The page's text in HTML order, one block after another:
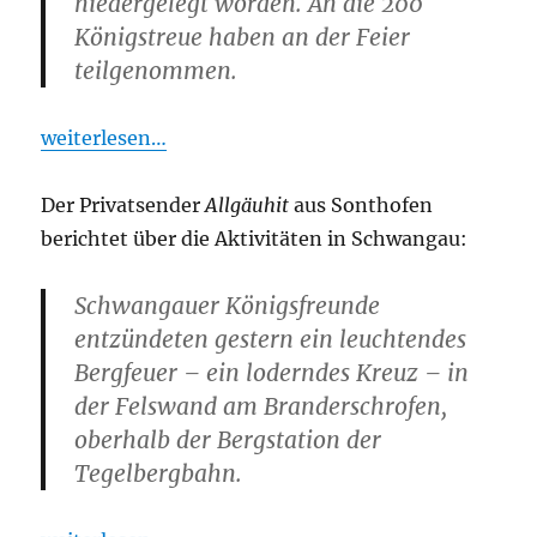
Königstreue haben an der Feier
teilgenommen.
weiterlesen…
Der PrivatsenderAllgäuhit aus Sonthofen
berichtet über die Aktivitäten in Schwangau:
Schwangauer Königsfreunde
entzündeten gestern ein leuchtendes
Bergfeuer – ein loderndes Kreuz – in
der Felswand am Branderschrofen,
oberhalb der Bergstation der
Tegelbergbahn.